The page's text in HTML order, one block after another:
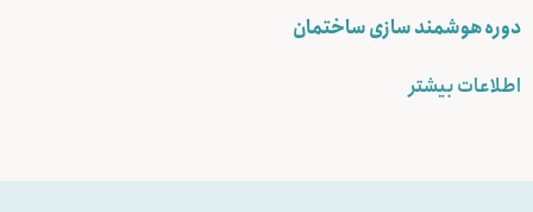
دوره هوشمند سازی ساختمان
اطلاعات بیشتر